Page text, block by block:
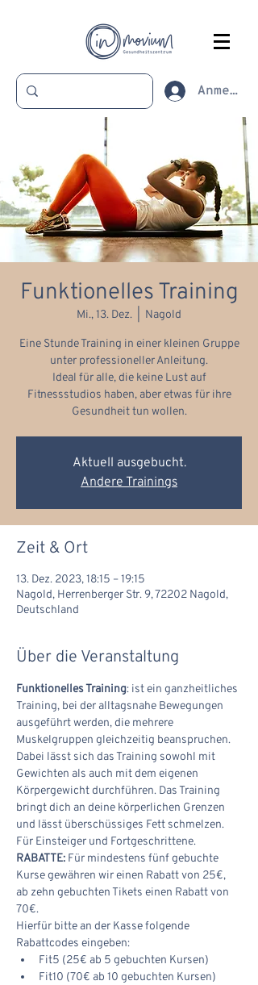
Anmelden
Funktionelles Training
Mi., 13. Dez. Nagold
Eine Stunde Training in einer kleinen Gruppe
unter professioneller Anleitung.
Ideal für alle, die keine Lust auf
Fitnessstudios haben, aber etwas für ihre
Gesundheit tun wollen.
Aktuell ausgebucht.
Andere Trainings
Zeit & Ort
13. Dez. 2023, 18:15 – 19:15
Nagold, Herrenberger Str. 9, 72202 Nagold,
Deutschland
Über die Veranstaltung
Funktionelles Training: ist ein ganzheitliches
Training, bei der alltagsnahe Bewegungen
ausgeführt werden, die mehrere
Muskelgruppen gleichzeitig beanspruchen.
Dabei lässt sich das Training sowohl mit
Gewichten als auch mit dem eigenen
Körpergewicht durchführen. Das Training
bringt dich an deine körperlichen Grenzen
und lässt überschüssiges Fett schmelzen.
Für Einsteiger und Fortgeschrittene.
RABATTE: Für mindestens fünf gebuchte
Kurse gewähren wir einen Rabatt von 25€,
ab zehn gebuchten Tikets einen Rabatt von
70€.
Hierfür bitte an der Kasse folgende
Rabattcodes eingeben:
Fit5 (25€ ab 5 gebuchten Kursen)
Fit10 (70€ ab 10 gebuchten Kursen)